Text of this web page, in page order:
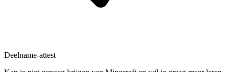
Deelname-attest